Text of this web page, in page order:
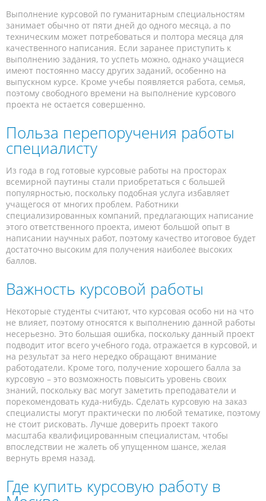
Выполнение курсовой по гуманитарным специальностям
занимает обычно от пяти дней до одного месяца, а по
техническим может потребоваться и полтора месяца для
качественного написания. Если заранее приступить к
выполнению задания, то успеть можно, однако учащиеся
имеют постоянно массу других заданий, особенно на
выпускном курсе. Кроме учебы появляется работа, семья,
поэтому свободного времени на выполнение курсового
проекта не остается совершенно.
Польза перепоручения работы
специалисту
Из года в год готовые курсовые работы на просторах
всемирной паутины стали приобретаться с большей
популярностью, поскольку подобная услуга избавляет
учащегося от многих проблем. Работники
специализированных компаний, предлагающих написание
этого ответственного проекта, имеют большой опыт в
написании научных работ, поэтому качество итоговое будет
достаточно высоким для получения наиболее высоких
баллов.
Важность курсовой работы
Некоторые студенты считают, что курсовая особо ни на что
не влияет, поэтому относятся к выполнению данной работы
несерьезно. Это большая ошибка, поскольку данный проект
подводит итог всего учебного года, отражается в курсовой, и
на результат за него нередко обращают внимание
работодатели. Кроме того, получение хорошего балла за
курсовую – это возможность повысить уровень своих
знаний, поскольку вас могут заметить преподаватели и
порекомендовать куда-нибудь. Сделать курсовую на заказ
специалисты могут практически по любой тематике, поэтому
не стоит рисковать. Лучше доверить проект такого
масштаба квалифицированным специалистам, чтобы
впоследствии не жалеть об упущенном шансе, желая
вернуть время назад.
Где купить курсовую работу в